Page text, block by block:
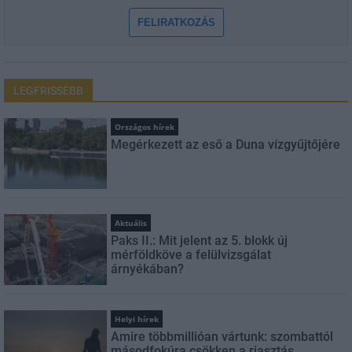
FELIRATKOZÁS
LEGFRISSEBB
Országos hírek
Megérkezett az eső a Duna vízgyűjtőjére
Aktuális
Paks II.: Mit jelent az 5. blokk új
mérföldköve a felülvizsgálat
árnyékában?
Helyi hírek
Amire többmillióan vártunk: szombattól